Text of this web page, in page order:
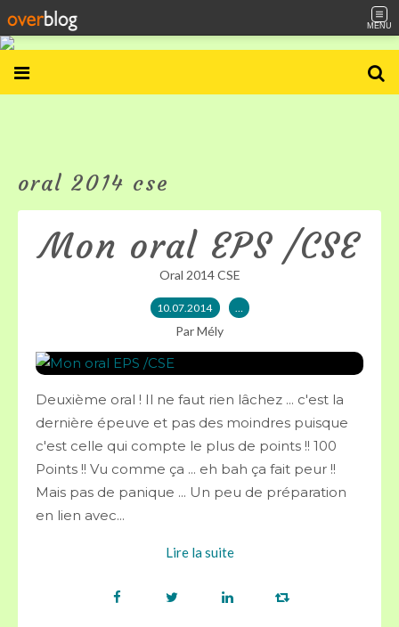
MENU
oral 2014 cse
Mon oral EPS /CSE
Oral 2014 CSE
10.07.2014 …
Par Mély
Deuxième oral ! Il ne faut rien lâchez ... c'est la
dernière épeuve et pas des moindres puisque
c'est celle qui compte le plus de points !! 100
Points !! Vu comme ça ... eh bah ça fait peur !!
Mais pas de panique ... Un peu de préparation
en lien avec...
Lire la suite